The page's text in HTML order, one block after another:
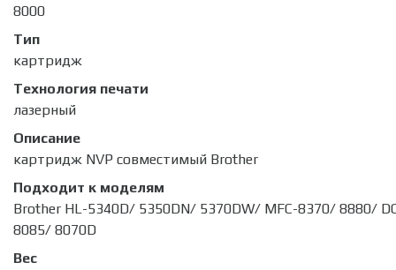
8000
Тип
картридж
Технология печати
лазерный
Описание
картридж NVP совместимый Brother
Подходит к моделям
Brother HL-5340D/ 5350DN/ 5370DW/ MFC-8370/ 8880/
8085/ 8070D
Вес